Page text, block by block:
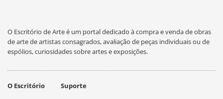
O Escritório de Arte é um portal dedicado à compra e venda de obras
de arte de artistas consagrados, avaliação de peças individuais ou de
espólios, curiosidades sobre artes e exposições.
O Escritório Suporte